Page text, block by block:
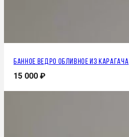
Банное ведро обливное из карагача
15 000₽